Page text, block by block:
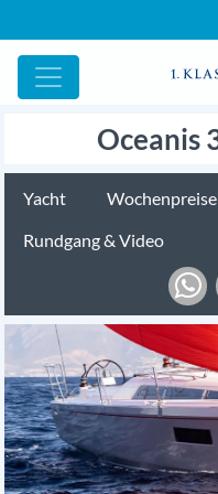
Oceanis
Yacht Wochenpreise
Rundgang & Video